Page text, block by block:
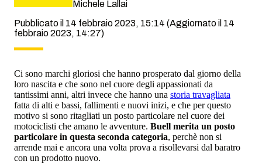
Michele Lallai
Pubblicato il 14 febbraio 2023, 15:14 (Aggiornato il 14
febbraio 2023, 14:27)
Ci sono marchi gloriosi che hanno prosperato dal giorno della
loro nascita e che sono nel cuore degli appassionati da
tantissimi anni, altri invece che hanno una storia travagliata
fatta di alti e bassi, fallimenti e nuovi inizi, e che per questo
motivo si sono ritagliati un posto particolare nel cuore dei
motociclisti che amano le avventure. Buell merita un posto
particolare in questa seconda categoria, perchè non si
arrende mai e ancora una volta prova a risollevarsi dal baratro
con un prodotto nuovo.